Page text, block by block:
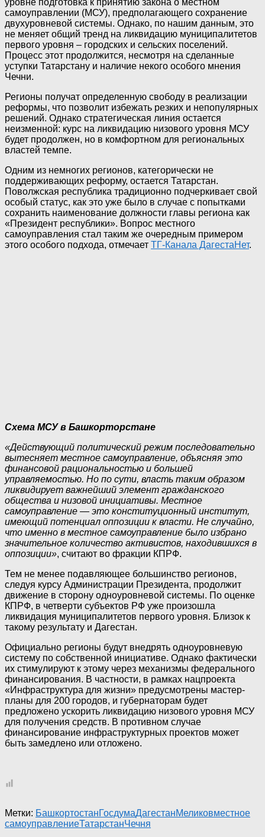
уровне подготовка к принятию закона о местном
самоуправлении (МСУ), предполагающего сохранение
двухуровневой системы. Однако, по нашим данным, это
не меняет общий тренд на ликвидацию муниципалитетов
первого уровня – городских и сельских поселений.
Процесс этот продолжится, несмотря на сделанные
уступки Татарстану и наличие некого особого мнения
Чечни.
Регионы получат определенную свободу в реализации
реформы, что позволит избежать резких и непопулярных
решений. Однако стратегическая линия остается
неизменной: курс на ликвидацию низового уровня МСУ
будет продолжен, но в комфортном для региональных
властей темпе.
Одним из немногих регионов, категорически не
поддерживающих реформу, остается Татарстан.
Поволжская республика традиционно подчеркивает свой
особый статус, как это уже было в случае с попытками
сохранить наименование должности главы региона как
«Президент республики». Вопрос местного
самоуправления стал таким же очередным примером
этого особого подхода, отмечает ТГ-Канала ДагестаНет.
Схема МСУ в Башкорторстане
«Действующий политический режим последовательно
вытесняет местное самоуправление, объясняя это
финансовой рациональностью и большей
управляемостью. Но по сути, власть таким образом
ликвидирует важнейший элемент гражданского
общества и низовой инициативы. Местное
самоуправление — это конституционный институт,
имеющий потенциал оппозиции к власти. Не случайно,
что именно в местное самоуправление было избрано
значительное количество активистов, находившихся в
оппозиции», считают во фракции КПРФ.
Тем не менее подавляющее большинство регионов,
следуя курсу Администрации Президента, продолжит
движение в сторону одноуровневой системы. По оценке
КПРФ, в четверти субъектов РФ уже произошла
ликвидация муниципалитетов первого уровня. Близок к
такому результату и Дагестан.
Официально регионы будут внедрять одноуровневую
систему по собственной инициативе. Однако фактически
их стимулируют к этому через механизмы федерального
финансирования. В частности, в рамках нацпроекта
«Инфраструктура для жизни» предусмотрены мастер-
планы для 200 городов, и губернаторам будет
предложено ускорить ликвидацию низового уровня МСУ
для получения средств. В противном случае
финансирование инфраструктурных проектов может
быть замедлено или отложено.
Метки: БашкортостанГосдумаДагестанМеликовместное
самоуправлениеТатарстанЧечня